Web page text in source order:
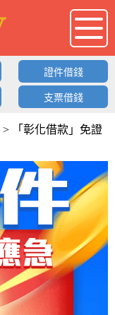
借錢LOGO
證件借錢
支票借錢
>
「彰化借款」免證